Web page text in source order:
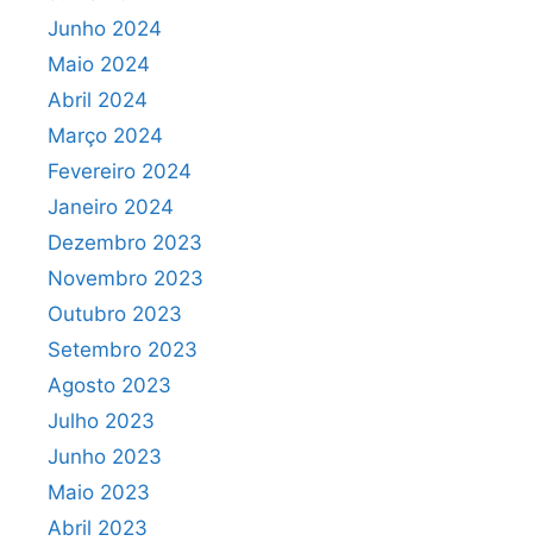
Junho 2024
Maio 2024
Abril 2024
Março 2024
Fevereiro 2024
Janeiro 2024
Dezembro 2023
Novembro 2023
Outubro 2023
Setembro 2023
Agosto 2023
Julho 2023
Junho 2023
Maio 2023
Abril 2023